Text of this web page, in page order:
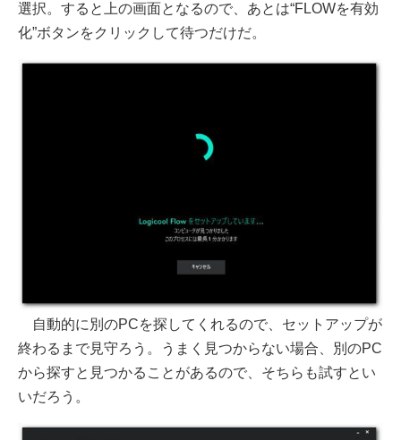
選択。すると上の画面となるので、あとは“FLOWを有効
化”ボタンをクリックして待つだけだ。
自動的に別のPCを探してくれるので、セットアップが
終わるまで見守ろう。うまく見つからない場合、別のPC
から探すと見つかることがあるので、そちらも試すとい
いだろう。